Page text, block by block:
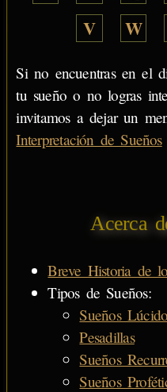
V
W
Si no encuentras en el
tu sueño o no logras
invitamos a dejar un
Interpretación de Sueños
Acerca
Breve Historia de
Tipos de Sueños:
Sueños
Pesadillas
Sueños
Sueños